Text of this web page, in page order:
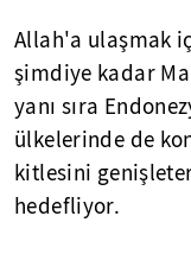
Allah'a ulaşmak
şimdiye kadar
yanı sıra
ülkelerinde de
kitlesini
hedefliyor.